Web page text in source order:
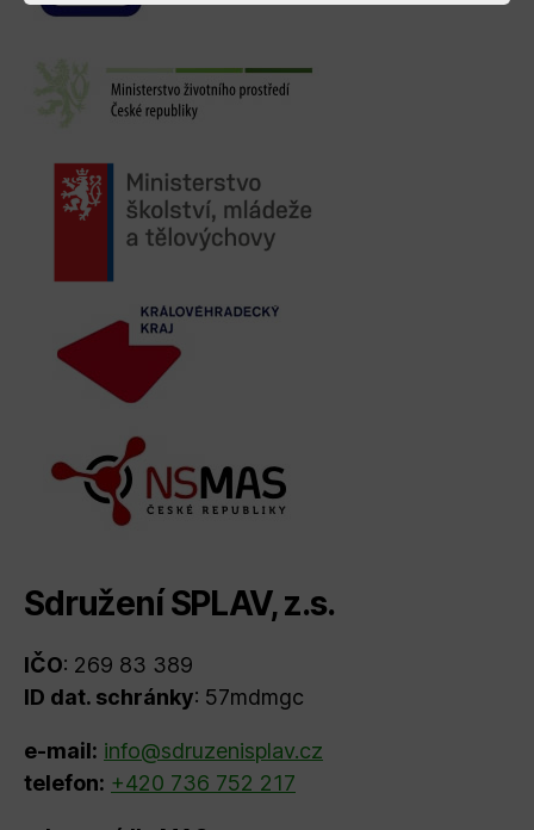
Sdružení SPLAV, z.s.
IČO: 269 83 389
ID dat. schránky: 57mdmgc
e-mail: info@sdruzenisplav.cz
telefon: +420 736 752 217